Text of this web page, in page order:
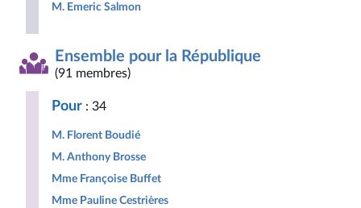
M. Emeric Salmon
Ensemble pour la République
(91 membres)
Pour : 34
M. Florent Boudié
M. Anthony Brosse
Mme Françoise Buffet
Mme Pauline Cestrières